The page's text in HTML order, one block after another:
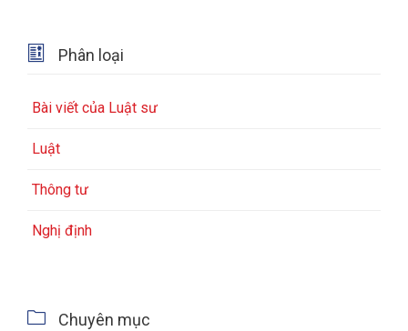
 Phân loại
Bài viết của Luật sư
Luật
Thông tư
Nghị định
 Chuyên mục